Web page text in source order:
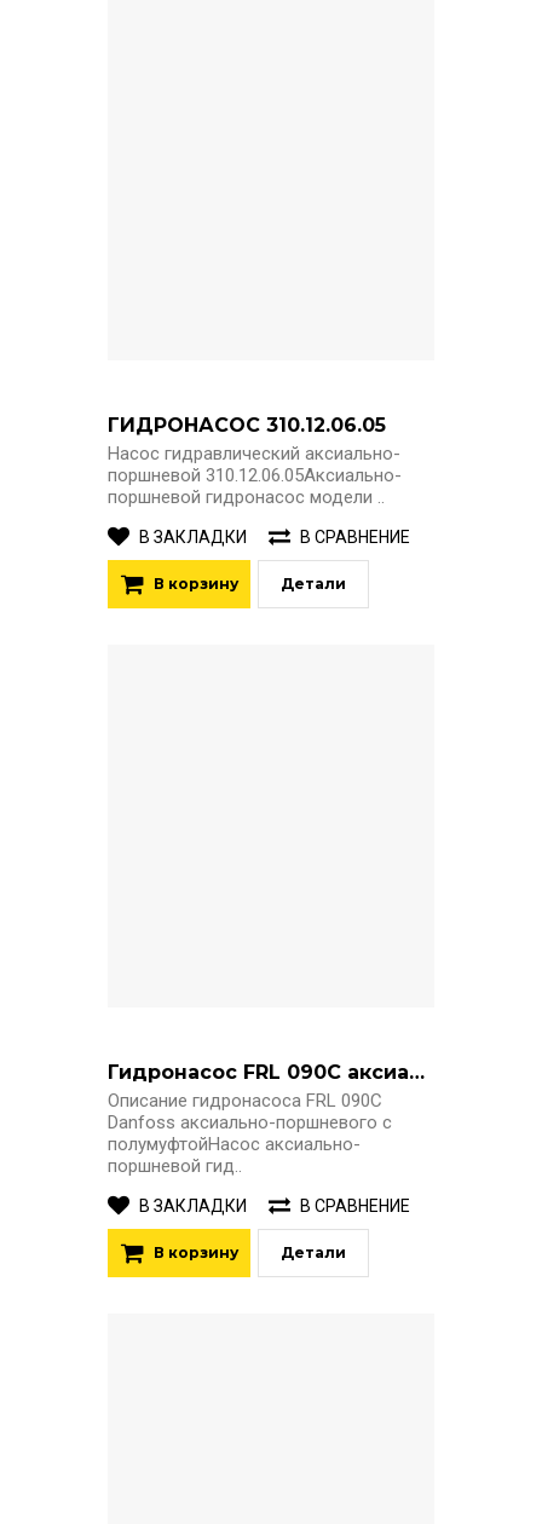
ГИДРОНАСОС 310.12.06.05
Насос гидравлический аксиально-
поршневой 310.12.06.05Аксиально-
поршневой гидронасос модели ..
В ЗАКЛАДКИ В СРАВНЕНИЕ
В корзину Детали
Гидронасос FRL 090C аксиально-поршневой регулируемый с полумуфтой
Описание гидронасоса FRL 090C
Danfoss аксиально-поршневого с
полумуфтойНасос аксиально-
поршневой гид..
В ЗАКЛАДКИ В СРАВНЕНИЕ
В корзину Детали